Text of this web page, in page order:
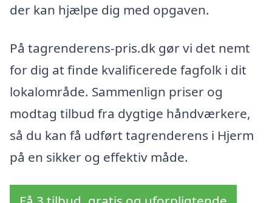
der kan hjælpe dig med opgaven.
På tagrenderens-pris.dk gør vi det nemt
for dig at finde kvalificerede fagfolk i dit
lokalområde. Sammenlign priser og
modtag tilbud fra dygtige håndværkere,
så du kan få udført tagrenderens i Hjerm
på en sikker og effektiv måde.